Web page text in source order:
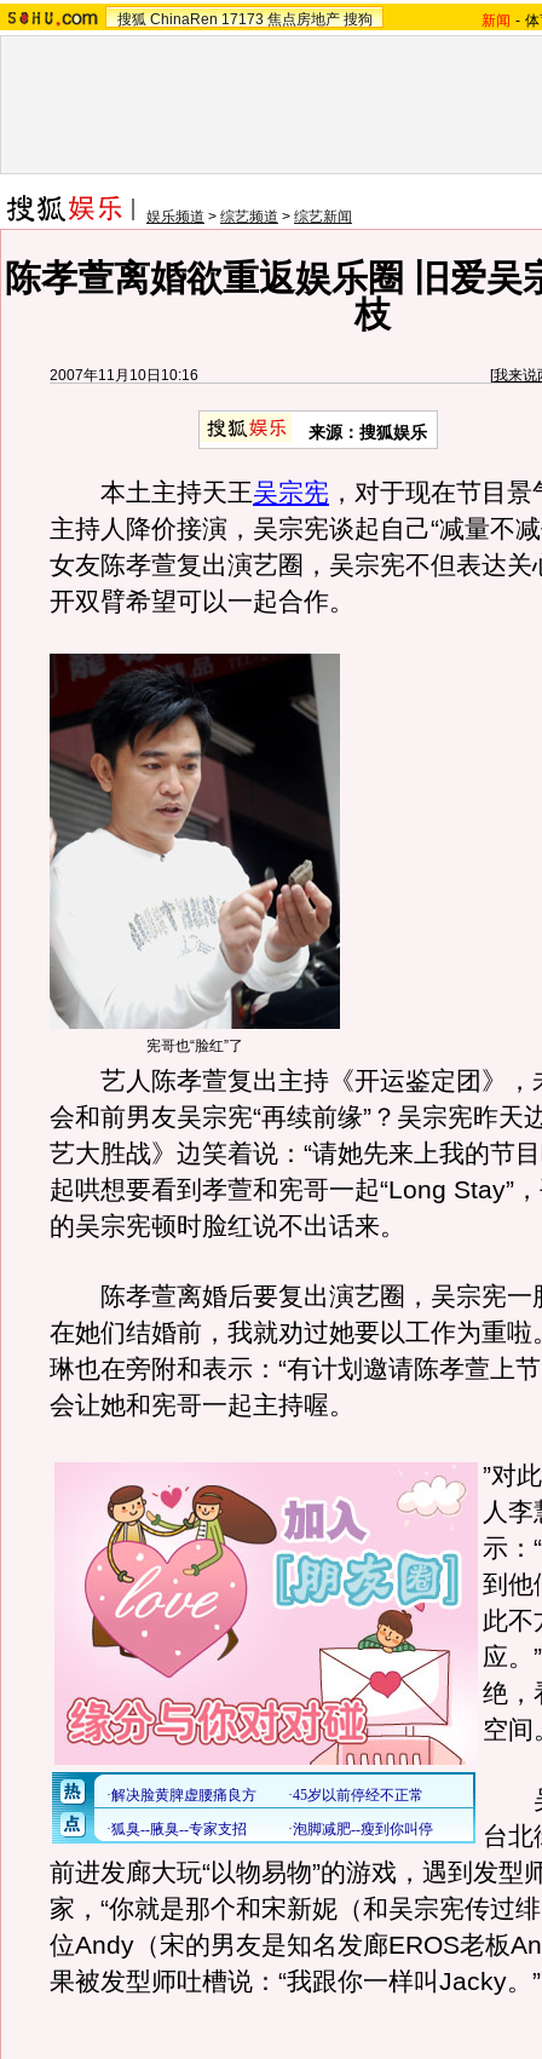
搜狐 ChinaRen 17173 焦点房地产 搜狗 新闻 -
娱乐频道 > 综艺频道 > 综艺新闻
陈孝萱离婚欲重返娱乐圈 旧爱吴
枝
2007年11月10日10:16 [我来说
来源：搜狐娱乐
本土主持天王吴宗宪 ，对于现在节目
主持人降价接演，吴宗宪谈起自己“减量不
女友陈孝萱复出演艺圈，吴宗宪不但表达关
开双臂希望可以一起合作。
宪哥也“脸红”了
艺人陈孝萱复出主持《开运鉴定团》，
会和前男友吴宗宪“再续前缘”？吴宗宪昨天
艺大胜战》边笑着说：“请她先来上我的节
起哄想要看到孝萱和宪哥一起“Long Stay”
的吴宗宪顿时脸红说不出话来。
陈孝萱离婚后要复出演艺圈，吴宗宪一
在她们结婚前，我就劝过她要以工作为重啦
琳也在旁附和表示：“有计划邀请陈孝萱上
会让她和宪哥一起主持喔。
”对
人李
示：
到他
此不
应。
绝，
空间
吴
台北
前进发廊大玩“以物易物”的游戏，遇到发型
家，“你就是那个和宋新妮（和吴宗宪传过
位Andy（宋的男友是知名发廊EROS老板
果被发型师吐槽说：“我跟你一样叫Jacky。”